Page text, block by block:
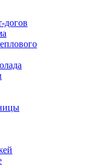
догов